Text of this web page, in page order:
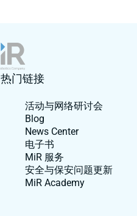
热门链接
活动与网络研讨会
Blog
News Center
电子书
MiR 服务
安全与保安问题更新
MiR Academy